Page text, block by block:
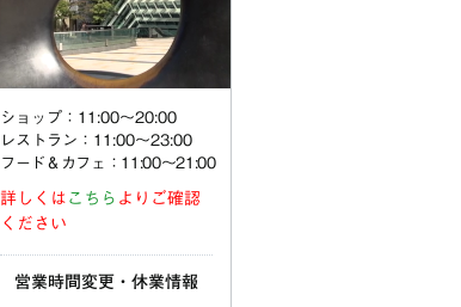
ショップ：11:00〜20:00
レストラン：11:00〜23:00
フード＆カフェ：11:00～21:00
詳しくは こちら よりご確認
ください
営業時間変更・休業情報